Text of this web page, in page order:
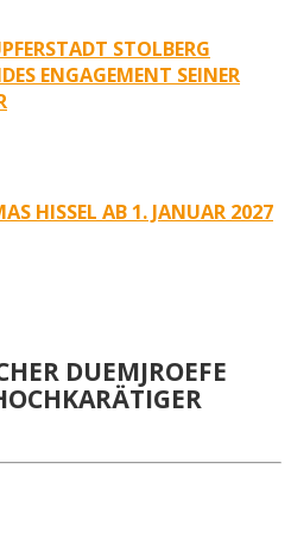
STOLBERG
ENGAGEMENT SEINER
HISSEL AB 1. JANUAR 2027
DUEMJROEFE